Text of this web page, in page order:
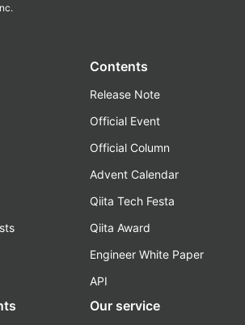
Contents
Release Note
Official Event
Official Column
Advent Calendar
Qiita Tech Festa
Qiita Award
Engineer White Paper
API
Our service